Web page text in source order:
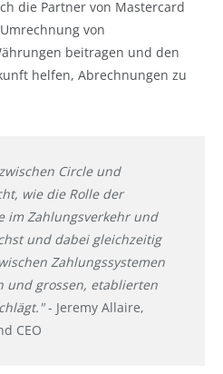
die Partner von Mastercard
von
beitragen und den
helfen, Abrechnungen zu
Circle und
wie die Rolle der
im Zahlungsverkehr und
und dabei gleichzeitig
Zahlungssystemen
und grossen, etablierten
- Jeremy Allaire,
CEO